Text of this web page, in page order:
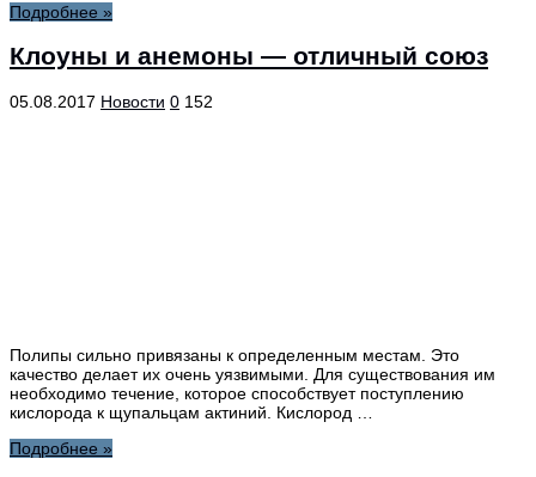
Подробнее »
Клоуны и анемоны — отличный союз
05.08.2017 Новости 0 152
Полипы сильно привязаны к определенным местам. Это
качество делает их очень уязвимыми. Для существования им
необходимо течение, которое способствует поступлению
кислорода к щупальцам актиний. Кислород …
Подробнее »